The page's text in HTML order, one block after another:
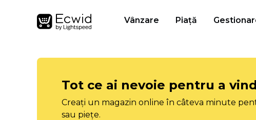
Vânzare Piață
Tot ce ai nevoie pentru a
Creați un magazin online în câteva minute
sau piețe.